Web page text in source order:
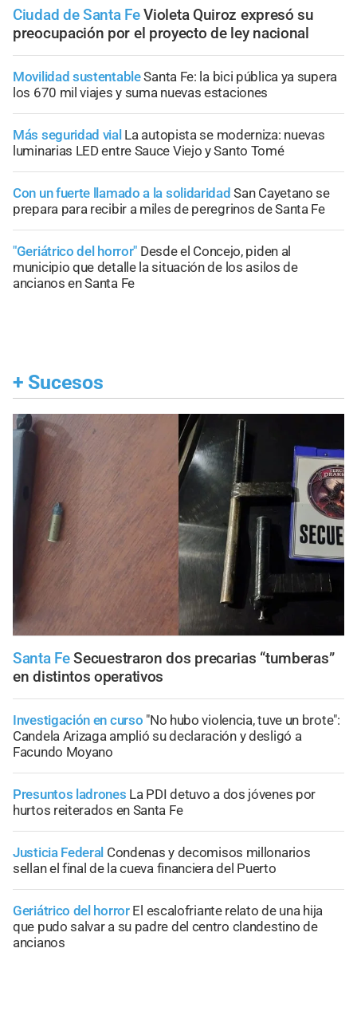
Ciudad de Santa Fe Violeta Quiroz expresó su
preocupación por el proyecto de ley nacional
Movilidad sustentableSanta Fe: la bici pública ya supera
los 670 mil viajes y suma nuevas estaciones
Más seguridad vial La autopista se moderniza: nuevas
luminarias LED entre Sauce Viejo y Santo Tomé
Con un fuerte llamado a la solidaridad San Cayetano se
prepara para recibir a miles de peregrinos de Santa Fe
"Geriátrico del horror" Desde el Concejo, piden al
municipio que detalle la situación de los asilos de
ancianos en Santa Fe
+ Sucesos
Santa Fe Secuestraron dos precarias “tumberas”
en distintos operativos
Investigación en curso "No hubo violencia, tuve un brote":
Candela Arizaga amplió su declaración y desligó a
Facundo Moyano
Presuntos ladrones La PDI detuvo a dos jóvenes por
hurtos reiterados en Santa Fe
Justicia Federal Condenas y decomisos millonarios
sellan el final de la cueva financiera del Puerto
Geriátrico del horror El escalofriante relato de una hija
que pudo salvar a su padre del centro clandestino de
ancianos